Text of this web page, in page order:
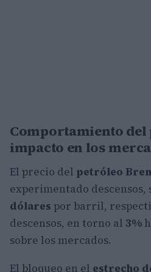
Comportamiento del
impacto en los
El precio del petróleo
experimentado descensos,
dólares por barril,
descensos, en torno al 3%
sobre los mercados.
El bloqueo en el estrecho